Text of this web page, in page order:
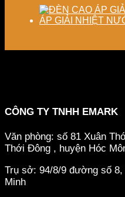
ÁP GIẢI NHIỆT
CÔNG TY TNHH EMARK
Văn phòng: số 81 Xuân
Thới Đông , huyện Hóc
Trụ sở: 94/8/9 đường số
Minh